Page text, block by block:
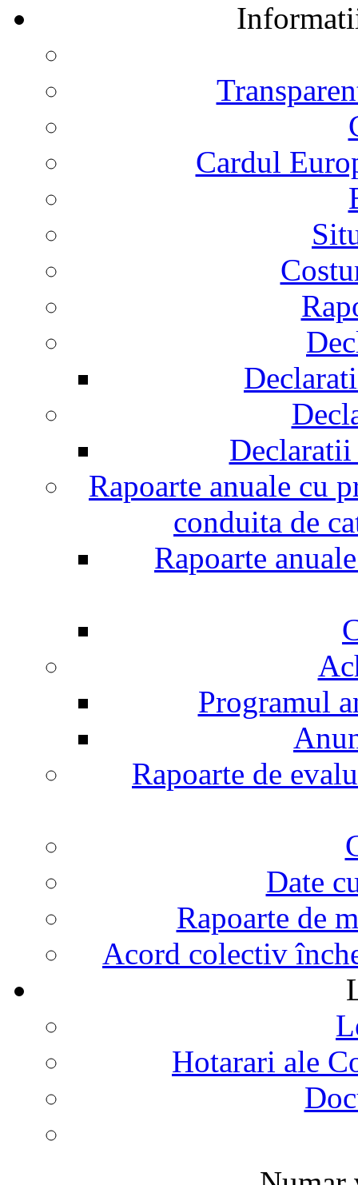
Cardul
Rapoarte anuale cu
conduita de
Rapoarte
Programul
Rapoarte de
Date
Rapoarte de
Acord colectiv
Hotarari ale